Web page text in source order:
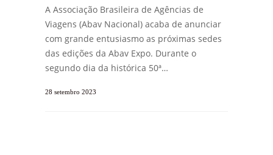
A Associação Brasileira de Agências de
Viagens (Abav Nacional) acaba de anunciar
com grande entusiasmo as próximas sedes
das edições da Abav Expo. Durante o
segundo dia da histórica 50ª…
28 setembro 2023